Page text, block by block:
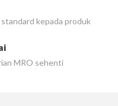
kepada produk
MRO sehenti